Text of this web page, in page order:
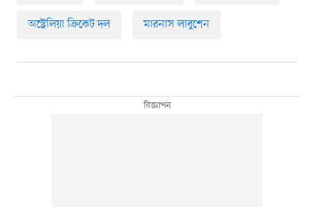
অস্ট্রেলিয়া ক্রিকেট দল মারনাস লাবুশেন